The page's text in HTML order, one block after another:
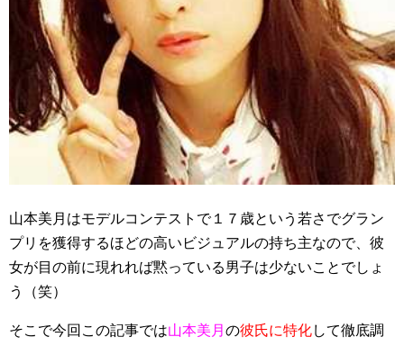
山本美月はモデルコンテストで１７歳という若さでグラン
プリを獲得するほどの高いビジュアルの持ち主なので、彼
女が目の前に現れれば黙っている男子は少ないことでしょ
う（笑）
そこで今回この記事では山本美月 の彼氏に特化して徹底調